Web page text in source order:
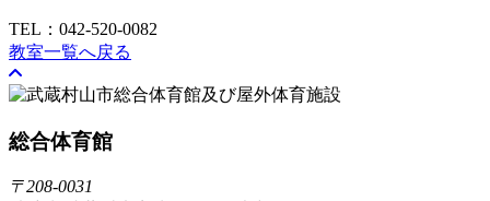
TEL：042-520-0082
教室一覧へ戻る
総合体育館
〒208-0031